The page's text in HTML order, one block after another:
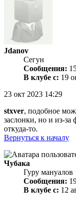
Jdanov
Сегун
Сообщения:
В клубе с: 19
23 окт 2023 14:29
stxver, подобное
заслонки, но и из-за
откуда-то.
Вернуться к началу
Чубака
Гуру мануалов
Сообщения:
В клубе с: 12